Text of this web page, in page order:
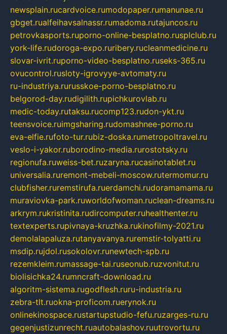
newsplain.rucardvoice.rumodopaper.rumanunae.ru
gbget.rualfeihavsalnassr.rumadoma.rutajuncos.ru
petrovkasports.ruporno-online-besplatno.rusplclub.ru
york-life.rudoroga-expo.ruribery.rucleanmedicine.ru
slovar-ivrit.ruporno-video-besplatno.ruseks-365.ru
ovucontrol.rusloty-igrovyye-avtomaty.ru
ru-industriya.rurusskoe-porno-besplatno.ru
belgorod-day.rudigilith.rupichkurovlab.ru
medic-today.rutaksu.rucomp123.rudon-ykt.ru
teensvoice.ruimgsharing.rudomashnee-porno.ru
eva-elfie.rufoto-tur.rubiz-doska.rumetropoltravel.ru
veslo-i-yakor.ruborodino-media.rurostotsky.ru
regionufa.ruweiss-bet.ruzaryna.rucasinotablet.ru
universalia.ruremont-mebeli-moscow.rutermomur.ru
clubfisher.ruremstirufa.ruerdamchi.rudoramamama.ru
muraviovka-park.ruworldofwoman.ruclean-dreams.ru
arkrym.rukristinita.rudircomputer.ruhealthenter.ru
textexperts.rupivnaya-kruzhka.rukinofilmy-2021.ru
demolalapaluza.rutanyavanya.ruremstir-tolyatti.ru
msdip.rujdol.rusokolovr.runewtech-spb.ru
rezemkleim.rumassage-tai.ruseonub.ruzvonitut.ru
biolisichka24.rumncraft-download.ru
algoritm-sistema.rugodflesh.ruru-industria.ru
zebra-tlt.ruokna-proficom.ruerynok.ru
onlinekinospace.rustartupstudio-fefu.ruzarges-ru.ru
gegenjustizunrecht.ruautobalashov.ruutrovortu.ru